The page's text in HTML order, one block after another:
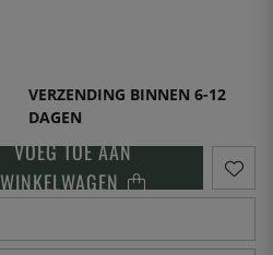
VERZENDING BINNEN 6-12
DAGEN
VOEG TOE AAN
WINKELWAGEN